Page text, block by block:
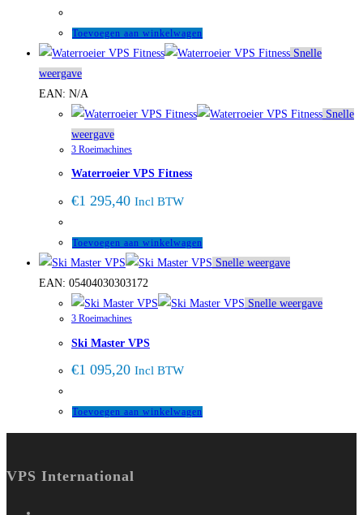
Toevoegen aan winkelwagen
Snelle
weergave
EAN: N/A
Snelle
weergave
3 Roeimachines
Waterroeier VPS Fitness
€1 295,40 Incl BTW
Toevoegen aan winkelwagen
Snelle weergave
EAN: 05404030303172
Snelle weergave
3 Roeimachines
Ski Master VPS
€1 095,20 Incl BTW
Toevoegen aan winkelwagen
VPS International